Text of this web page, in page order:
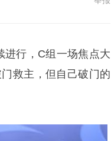
进行，C组一场焦点大
救主，但自己破门的